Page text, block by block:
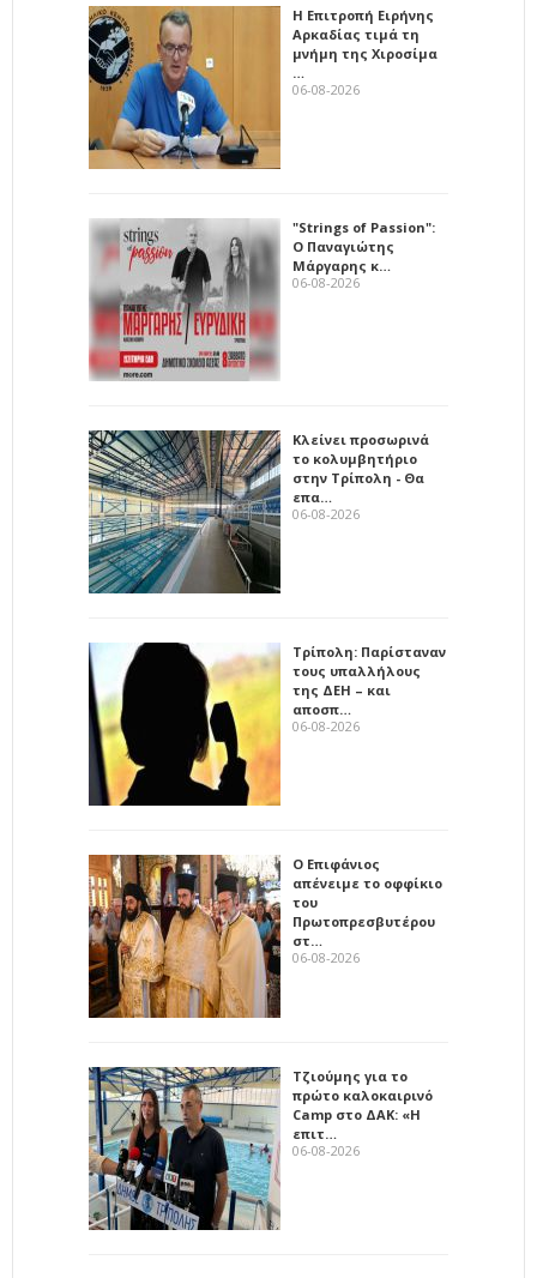
Η Επιτροπή Ειρήνης
Αρκαδίας τιμά τη
μνήμη της Χιροσίμα
…
06-08-2026
"Strings of Passion":
Ο Παναγιώτης
Μάργαρης κ…
06-08-2026
Κλείνει προσωρινά
το κολυμβητήριο
στην Τρίπολη - Θα
επα…
06-08-2026
Τρίπολη: Παρίσταναν
τους υπαλλήλους
της ΔΕΗ – και
αποσπ…
06-08-2026
Ο Επιφάνιος
απένειμε το οφφίκιο
του
Πρωτοπρεσβυτέρου
στ…
06-08-2026
Τζιούμης για το
πρώτο καλοκαιρινό
Camp στο ΔΑΚ: «Η
επιτ…
06-08-2026